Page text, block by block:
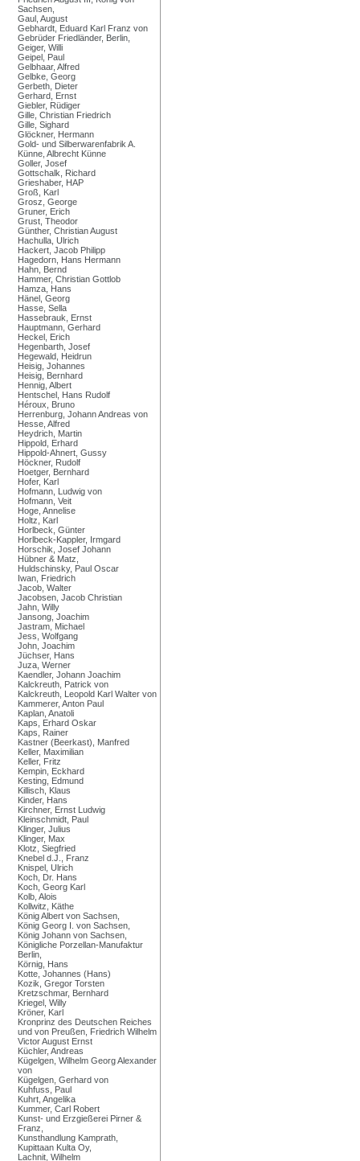
Sachsen,
Gaul, August
Gebhardt, Eduard Karl Franz von
Gebrüder Friedländer, Berlin,
Geiger, Willi
Geipel, Paul
Gelbhaar, Alfred
Gelbke, Georg
Gerbeth, Dieter
Gerhard, Ernst
Giebler, Rüdiger
Gille, Christian Friedrich
Gille, Sighard
Glöckner, Hermann
Gold- und Silberwarenfabrik A.
Künne, Albrecht Künne
Goller, Josef
Gottschalk, Richard
Grieshaber, HAP
Groß, Karl
Grosz, George
Gruner, Erich
Grust, Theodor
Günther, Christian August
Hachulla, Ulrich
Hackert, Jacob Philipp
Hagedorn, Hans Hermann
Hahn, Bernd
Hammer, Christian Gottlob
Hamza, Hans
Hänel, Georg
Hasse, Sella
Hassebrauk, Ernst
Hauptmann, Gerhard
Heckel, Erich
Hegenbarth, Josef
Hegewald, Heidrun
Heisig, Johannes
Heisig, Bernhard
Hennig, Albert
Hentschel, Hans Rudolf
Héroux, Bruno
Herrenburg, Johann Andreas von
Hesse, Alfred
Heydrich, Martin
Hippold, Erhard
Hippold-Ahnert, Gussy
Höckner, Rudolf
Hoetger, Bernhard
Hofer, Karl
Hofmann, Ludwig von
Hofmann, Veit
Hoge, Annelise
Holtz, Karl
Horlbeck, Günter
Horlbeck-Kappler, Irmgard
Horschik, Josef Johann
Hübner & Matz,
Huldschinsky, Paul Oscar
Iwan, Friedrich
Jacob, Walter
Jacobsen, Jacob Christian
Jahn, Willy
Jansong, Joachim
Jastram, Michael
Jess, Wolfgang
John, Joachim
Jüchser, Hans
Juza, Werner
Kaendler, Johann Joachim
Kalckreuth, Patrick von
Kalckreuth, Leopold Karl Walter von
Kammerer, Anton Paul
Kaplan, Anatoli
Kaps, Erhard Oskar
Kaps, Rainer
Kastner (Beerkast), Manfred
Keller, Maximilian
Keller, Fritz
Kempin, Eckhard
Kesting, Edmund
Killisch, Klaus
Kinder, Hans
Kirchner, Ernst Ludwig
Kleinschmidt, Paul
Klinger, Julius
Klinger, Max
Klotz, Siegfried
Knebel d.J., Franz
Knispel, Ulrich
Koch, Dr. Hans
Koch, Georg Karl
Kolb, Alois
Kollwitz, Käthe
König Albert von Sachsen,
König Georg I. von Sachsen,
König Johann von Sachsen,
Königliche Porzellan-Manufaktur
Berlin,
Körnig, Hans
Kotte, Johannes (Hans)
Kozik, Gregor Torsten
Kretzschmar, Bernhard
Kriegel, Willy
Kröner, Karl
Kronprinz des Deutschen Reiches
und von Preußen, Friedrich Wilhelm
Victor August Ernst
Küchler, Andreas
Kügelgen, Wilhelm Georg Alexander
von
Kügelgen, Gerhard von
Kuhfuss, Paul
Kuhrt, Angelika
Kummer, Carl Robert
Kunst- und Erzgießerei Pirner &
Franz,
Kunsthandlung Kamprath,
Kupittaan Kulta Oy,
Lachnit, Wilhelm